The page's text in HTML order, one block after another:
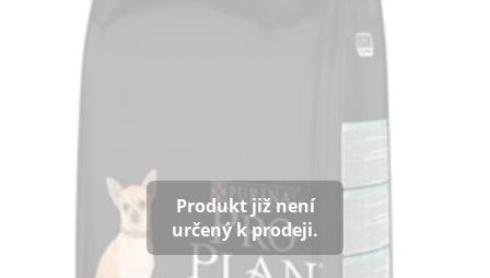
Klinika Veterix
777 319 516
777 319 517 (Po–Pá, 8–15h)
eshop@veterix.cz
Produkt již není
určený k prodeji.